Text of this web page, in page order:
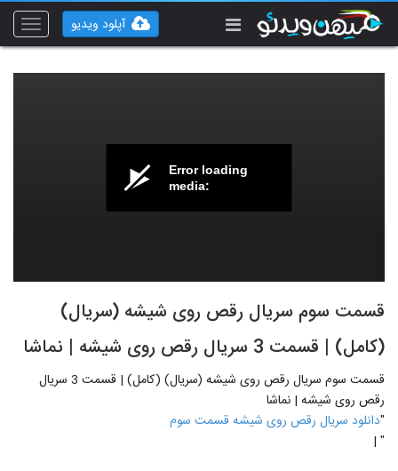
Toggle
آپلود ویدیو
Error loading
media:
قسمت سوم سریال رقص روی شیشه (سریال)
(کامل) | قسمت 3 سریال رقص روی شیشه | نماشا
قسمت سوم سریال رقص روی شیشه (سریال) (کامل) | قسمت 3 سریال
رقص روی شیشه | نماشا
"دانلود سریال رقص روی شیشه قسمت سوم
" |